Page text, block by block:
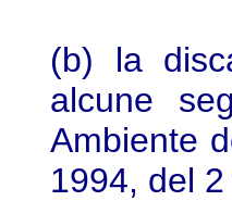
(b) la
alcune
Ambiente
1994, del